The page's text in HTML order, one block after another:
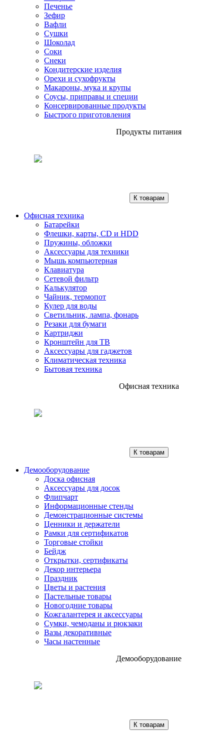
Печенье
Зефир
Вафли
Сушки
Шоколад
Соки
Снеки
Кондитерские изделия
Орехи и сухофрукты
Макароны, мука и крупы
Соусы, приправы и специи
Консервированные продукты
Быстрого приготовления
Продукты питания
К товарам
Офисная техника
Батарейки
Флешки, карты, CD и HDD
Пружины, обложки
Аксессуары для техники
Мышь компьютерная
Клавиатура
Сетевой фильтр
Калькулятор
Чайник, термопот
Кулер для воды
Светильник, лампа, фонарь
Резаки для бумаги
Картриджи
Кронштейн для ТВ
Аксессуары для гаджетов
Климатическая техника
Бытовая техника
Офисная техника
К товарам
Демооборудование
Доска офисная
Аксессуары для досок
Флипчарт
Информационные стенды
Демонстрационные системы
Ценники и держатели
Рамки для сертификатов
Торговые стойки
Бейдж
Открытки, сертификаты
Декор интерьера
Праздник
Цветы и растения
Пастельные товары
Новогодние товары
Кожгалантерея и аксессуары
Сумки, чемоданы и рюкзаки
Вазы декоративные
Часы настенные
Демооборудование
К товарам